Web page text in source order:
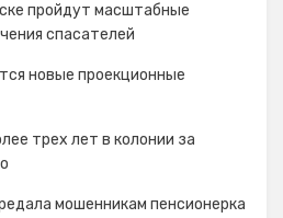
пройдут масштабные
спасателей
новые проекционные
трех лет в колонии за
мошенникам пенсионерка